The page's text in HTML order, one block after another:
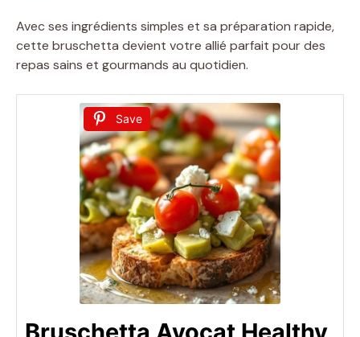
Avec ses ingrédients simples et sa préparation rapide,
cette bruschetta devient votre allié parfait pour des
repas sains et gourmands au quotidien.
Save